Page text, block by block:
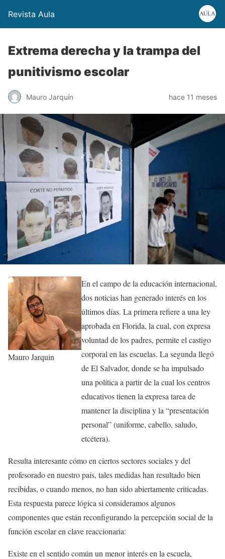
Revista Aula
Extrema derecha y la trampa del
punitivismo escolar
Mauro Jarquín hace 11 meses
Mauro Jarquin
En el campo de la educación internacional,
dos noticias han generado interés en los
últimos días. La primera refiere a una ley
aprobada en Florida, la cual, con expresa
voluntad de los padres, permite el castigo
corporal en las escuelas. La segunda llegó
de El Salvador, donde se ha impulsado
una política a partir de la cual los centros
educativos tienen la expresa tarea de
mantener la disciplina y la “presentación
personal” (uniforme, cabello, saludo,
etcétera).
Resulta interesante cómo en ciertos sectores sociales y del
profesorado en nuestro país, tales medidas han resultado bien
recibidas, o cuando menos, no han sido abiertamente criticadas.
Esta respuesta parece lógica si consideramos algunos
componentes que están reconfigurando la percepción social de la
función escolar en clave reaccionaria:
Existe en el sentido común un menor interés en la escuela,